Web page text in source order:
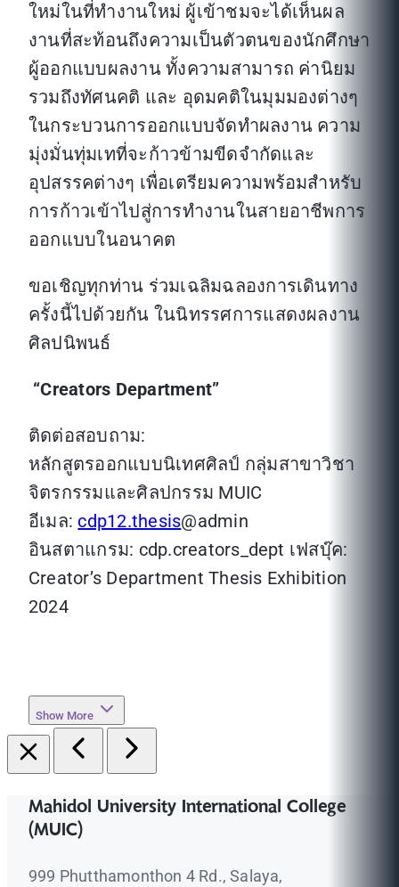
ใหม่ในที่ทำงานใหม่ ผู้เข้าชมจะได้เห็นผล
งานที่สะท้อนถึงความเป็นตัวตนของนักศึกษา
ผู้ออกแบบผลงาน ทั้งความสามารถ ค่านิยม
รวมถึงทัศนคติ และ อุดมคติในมุมมองต่างๆ
ในกระบวนการออกแบบจัดทำผลงาน ความ
มุ่งมั่นทุ่มเทที่จะก้าวข้ามขีดจำกัดและ
อุปสรรคต่างๆ เพื่อเตรียมความพร้อมสำหรับ
การก้าวเข้าไปสู่การทำงานในสายอาชีพการ
ออกแบบในอนาคต
ขอเชิญทุกท่าน ร่วมเฉลิมฉลองการเดินทาง
ครั้งนี้ไปด้วยกัน ในนิทรรศการแสดงผลงาน
ศิลปนิพนธ์
“Creators Department”
ติดต่อสอบถาม:
หลักสูตรออกแบบนิเทศศิลป์ กลุ่มสาขาวิชา
จิตรกรรมและศิลปกรรม MUIC
อีเมล: cdp12.thesis@admin
อินสตาแกรม: cdp.creators_dept เฟสบุ๊ค:
Creator’s Department Thesis Exhibition
2024
Show More
Mahidol University International College
(MUIC)
999 Phutthamonthon 4 Rd., Salaya,